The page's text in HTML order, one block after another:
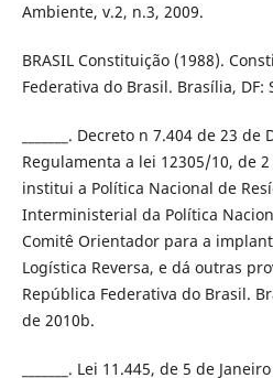
Ambiente, v.2, n.3, 2009.
BRASIL Constituição (1988).
Federativa do Brasil. Brasília, DF:
_______. Decreto n 7.404 de 23
Regulamenta a lei 12305/10, de
institui a Política Nacional de
Interministerial da Política
Comitê Orientador para a
Logística Reversa, e dá outras
República Federativa do Brasil.
de 2010b.
_______. Lei 11.445, de 5 de